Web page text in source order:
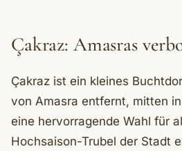
Çakraz: Amasras
Çakraz ist ein kleines
von Amasra entfernt, mitten
eine hervorragende Wahl für
Hochsaison-Trubel der Stadt